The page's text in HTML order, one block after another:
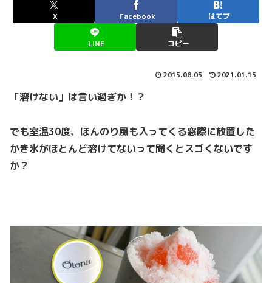
X Facebook はてブ
LINE コピー
2015.08.05 2021.01.15
「溶けない」は言い過ぎか！？
でも室温30度、ほんのり風も入ってくる窓際に放置した
かき氷がほとんど溶けてないって聞くとスゴくないです
か？